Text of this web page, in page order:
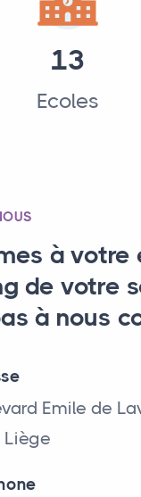
13
Ecoles
à votre
de votre
à nous
Emile de